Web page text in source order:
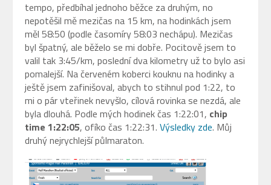
tempo, předbíhal jednoho běžce za druhým, no
nepotěšil mě mezičas na 15 km, na hodinkách jsem
měl 58:50 (podle časomíry 58:03 nechápu). Mezičas
byl špatný, ale běželo se mi dobře. Pocitově jsem to
valil tak 3:45/km, poslední dva kilometry už to bylo asi
pomalejší. Na červeném koberci kouknu na hodinky a
ještě jsem zafinišoval, abych to stihnul pod 1:22, to
mi o pár vteřinek nevyšlo, cílová rovinka se nezdá, ale
byla dlouhá. Podle mých hodinek čas 1:22:01, chip
time 1:22:05, ofíko čas 1:22:31. Výsledky zde. Můj
druhý nejrychlejší půlmaraton.